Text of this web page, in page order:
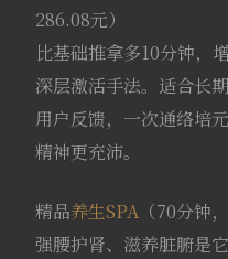
286.08元）
比基础推拿多10分钟，
深层激活手法。适合长
用户反馈，一次通络培
精神更充沛。
精品养生SPA（70分钟
强腰护肾、滋养脏腑是